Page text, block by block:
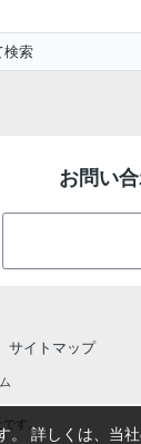
検索
お問い
サイトマップ
です。
。 詳しくは、当